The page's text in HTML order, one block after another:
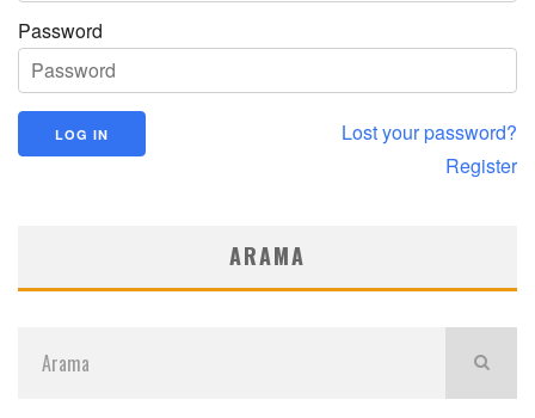
Password
Lost your password?
Register
ARAMA